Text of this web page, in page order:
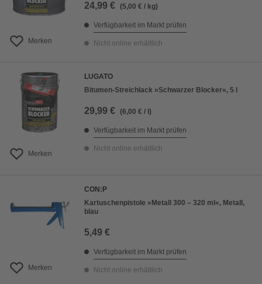
Merken
24,99 € (5,00 € / kg)
Verfügbarkeit im Markt prüfen
Nicht online erhältlich
Merken
LUGATO
Bitumen-Streichlack »Schwarzer Blocker«, 5 l
29,99 € (6,00 € / l)
Verfügbarkeit im Markt prüfen
Nicht online erhältlich
Merken
CON:P
Kartuschenpistole »Metall 300 – 320 ml«, Metall,
blau
5,49 €
Verfügbarkeit im Markt prüfen
Nicht online erhältlich